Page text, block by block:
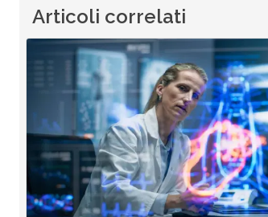
Articoli correlati